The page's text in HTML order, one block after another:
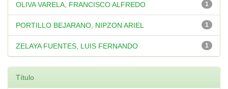
1
OLIVA VARELA, FRANCISCO ALFREDO
1
PORTILLO BEJARANO, NIPZON ARIEL
1
ZELAYA FUENTES, LUIS FERNANDO
Título